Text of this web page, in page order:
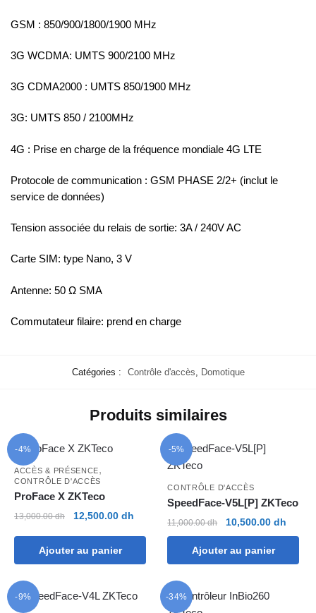
GSM : 850/900/1800/1900 MHz
3G WCDMA: UMTS 900/2100 MHz
3G CDMA2000 : UMTS 850/1900 MHz
3G: UMTS 850 / 2100MHz
4G : Prise en charge de la fréquence mondiale 4G LTE
Protocole de communication : GSM PHASE 2/2+ (inclut le
service de données)
Tension associée du relais de sortie: 3A / 240V AC
Carte SIM: type Nano, 3 V
Antenne: 50 Ω SMA
Commutateur filaire: prend en charge
Catégories : Contrôle d'accès, Domotique
Produits similaires
-4%
ACCÈS & PRÉSENCE,
CONTRÔLE D'ACCÈS
ProFace X ZKTeco
13,000.00dh
Le
initial
était :
12,500.00 dh
est :
Ajouter au panier
-5%
CONTRÔLE D'ACCÈS
SpeedFace-V5L[P] ZKTeco
11,000.00dh
Le
prix
initial
était :
10,500.00dh
prix
est :
Ajouter au panier
-9% -34%